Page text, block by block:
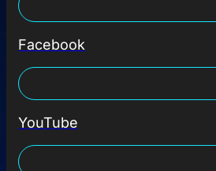
Facebook
YouTube